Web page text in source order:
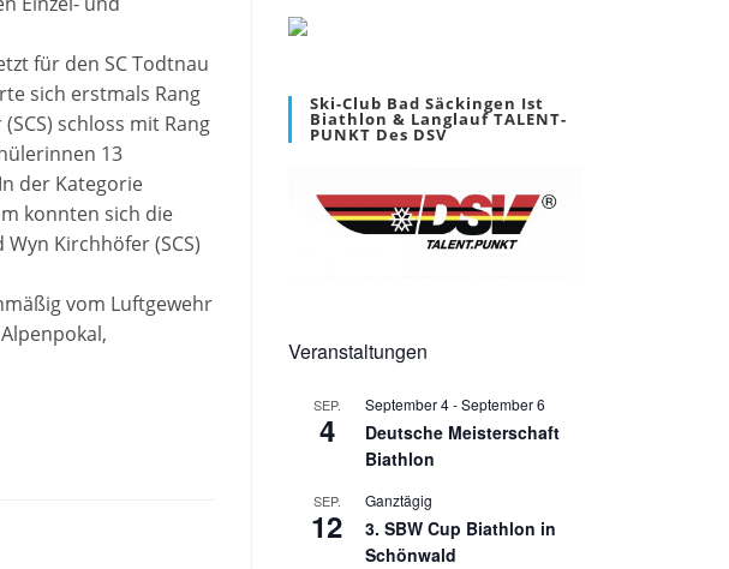
für den SC Todtnau
sich erstmals Rang
schloss mit Rang
13
der Kategorie
konnten sich die
Kirchhöfer (SCS)
vom Luftgewehr
Ski-Club Bad Säckingen Ist
Biathlon & Langlauf TALENT-
PUNKT Des DSV
Veranstaltungen
SEP.
4
September 4-September 6
Deutsche Meisterschaft
Biathlon
SEP.
12
Ganztägig
3. SBW Cup Biathlon in
Schönwald